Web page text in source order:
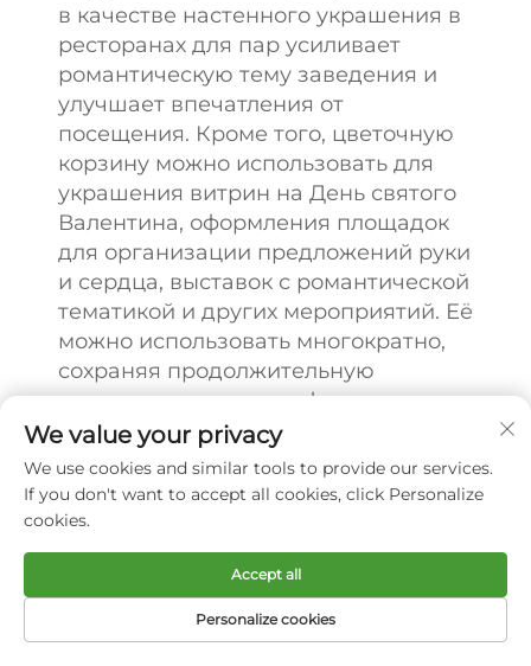
в качестве настенного украшения в
ресторанах для пар усиливает
романтическую тему заведения и
улучшает впечатления от
посещения. Кроме того, цветочную
корзину можно использовать для
украшения витрин на День святого
Валентина, оформления площадок
для организации предложений руки
и сердца, выставок с романтической
тематикой и других мероприятий. Её
можно использовать многократно,
сохраняя продолжительную
романтическую атмосферу, и
постоянно придавать уникальную
эстетическую ценность различным
романтическим сценариям.
Рекомендуемый товар
We value your privacy
We use cookies and similar tools to provide our services.
If you don't want to accept all cookies, click Personalize
cookies.
Personalize cookies
Accept all